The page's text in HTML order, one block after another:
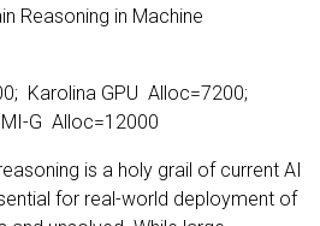
Reasoning in Machine
Karolina GPU Alloc=7200;
G Alloc=12000
is a holy grail of current AI
for real-world deployment of